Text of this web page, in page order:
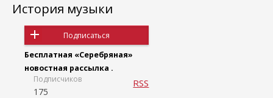
История музыки
Подписаться
Бесплатная «Серебряная»
новостная рассылка .
Подписчиков
175
RSS